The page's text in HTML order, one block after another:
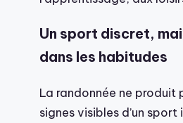
Un sport discret,
dans les habitudes
La randonnée ne produit
signes visibles d’un